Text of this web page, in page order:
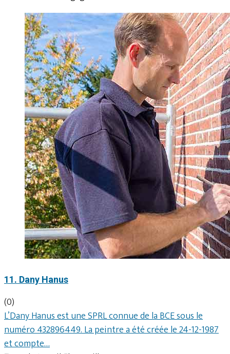
11. Dany Hanus
(0)
L’Dany Hanus est une SPRL connue de la BCE sous le
numéro 432896449. La peintre a été créée le 24-12-1987
et compte…